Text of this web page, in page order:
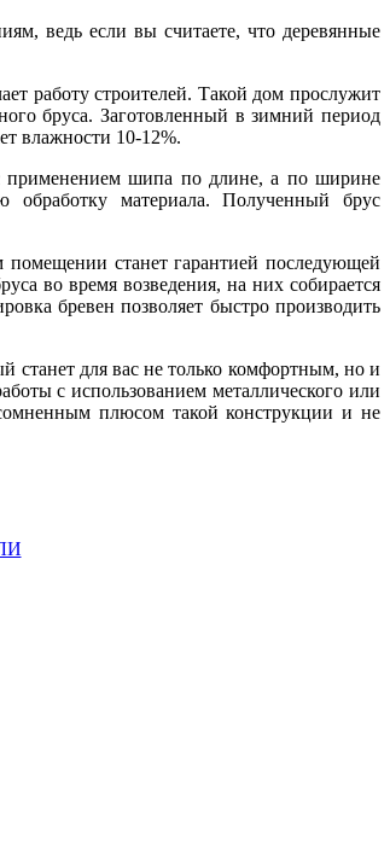
ведь если вы считаете, что деревянные
работу строителей. Такой дом прослужит
бруса. Заготовленный в зимний период
влажности 10-12%.
с применением шипа по длине, а по ширине
обработку материала. Полученный брус
станет гарантией последующей
во время возведения, на них собирается
бревен позволяет быстро производить
станет для вас не только комфортным, но и
с использованием металлического или
плюсом такой конструкции и не